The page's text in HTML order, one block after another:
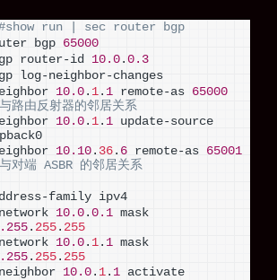
run | sec router bgp
bgp 65000
router-id 10.0 .0.3
log-neighbor-changes
10.0 . 1 . 1 remote-as 65000
路由反射器的邻居关系
10.0 . 1 . 1 update-source
10.10 . 36 . 6 remote-as 65001
对端 ASBR 的邻居关系
family ipv4
10.0 .0.1
. 255 . 255
10.0 . 1 . 1
. 255 . 255
10.0 . 1 . 1 activate